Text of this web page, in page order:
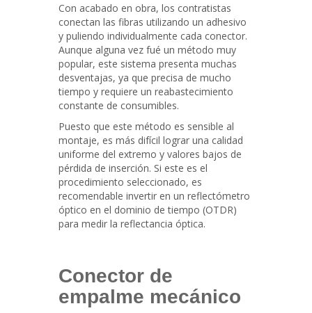
Con acabado en obra, los contratistas
conectan las fibras utilizando un adhesivo
y puliendo individualmente cada conector.
Aunque alguna vez fué un método muy
popular, este sistema presenta muchas
desventajas, ya que precisa de mucho
tiempo y requiere un reabastecimiento
constante de consumibles.
Puesto que este método es sensible al
montaje, es más difícil lograr una calidad
uniforme del extremo y valores bajos de
pérdida de inserción. Si este es el
procedimiento seleccionado, es
recomendable invertir en un reflectómetro
óptico en el dominio de tiempo (OTDR)
para medir la reflectancia óptica.
Conector de
empalme mecánico